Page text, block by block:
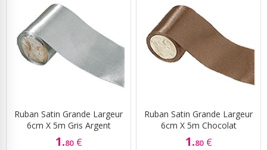
Ruban Satin Grande Largeur
6cm X 5m Gris Argent
1.80 €
Ruban Satin Grande Largeur
6cm X 5m Chocolat
1.80 €